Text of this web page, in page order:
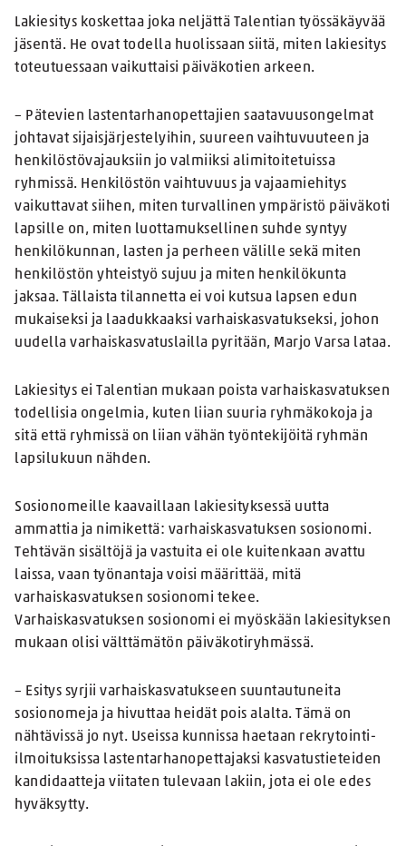
Lakiesitys koskettaa joka neljättä Talentian työssäkäyvää
jäsentä. He ovat todella huolissaan siitä, miten lakiesitys
toteutuessaan vaikuttaisi päiväkotien arkeen.
– Pätevien lastentarhanopettajien saatavuusongelmat
johtavat sijaisjärjestelyihin, suureen vaihtuvuuteen ja
henkilöstövajauksiin jo valmiiksi alimitoitetuissa
ryhmissä. Henkilöstön vaihtuvuus ja vajaamiehitys
vaikuttavat siihen, miten turvallinen ympäristö päiväkoti
lapsille on, miten luottamuksellinen suhde syntyy
henkilökunnan, lasten ja perheen välille sekä miten
henkilöstön yhteistyö sujuu ja miten henkilökunta
jaksaa. Tällaista tilannetta ei voi kutsua lapsen edun
mukaiseksi ja laadukkaaksi varhaiskasvatukseksi, johon
uudella varhaiskasvatuslailla pyritään, Marjo Varsa lataa.
Lakiesitys ei Talentian mukaan poista varhaiskasvatuksen
todellisia ongelmia, kuten liian suuria ryhmäkokoja ja
sitä että ryhmissä on liian vähän työntekijöitä ryhmän
lapsilukuun nähden.
Sosionomeille kaavaillaan lakiesityksessä uutta
ammattia ja nimikettä: varhaiskasvatuksen sosionomi.
Tehtävän sisältöjä ja vastuita ei ole kuitenkaan avattu
laissa, vaan työnantaja voisi määrittää, mitä
varhaiskasvatuksen sosionomi tekee.
Varhaiskasvatuksen sosionomi ei myöskään lakiesityksen
mukaan olisi välttämätön päiväkotiryhmässä.
– Esitys syrjii varhaiskasvatukseen suuntautuneita
sosionomeja ja hivuttaa heidät pois alalta. Tämä on
nähtävissä jo nyt. Useissa kunnissa haetaan rekrytointi-
ilmoituksissa lastentarhanopettajaksi kasvatustieteiden
kandidaatteja viitaten tulevaan lakiin, jota ei ole edes
hyväksytty.